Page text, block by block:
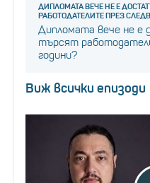
ДИПЛОМАТА ВЕЧЕ НЕ Е
РАБОТОДАТЕЛИТЕ ПРЕЗ
Дипломата вече не е
търсят
години?
Виж всички епизоди